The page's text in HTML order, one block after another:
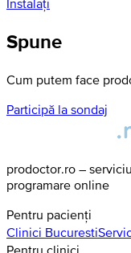
Spune
Cum putem face
Participă la sondaj
prodoctor.ro –
programare online
Pentru pacienți
Clinici Bucuresti
Pentru clinici